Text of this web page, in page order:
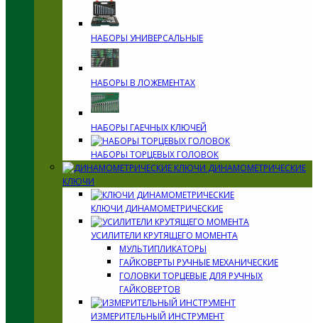
НАБОРЫ УНИВЕРСАЛЬНЫЕ
НАБОРЫ В ЛОЖЕМЕНТАХ
НАБОРЫ ГАЕЧНЫХ КЛЮЧЕЙ
НАБОРЫ ТОРЦЕВЫХ ГОЛОВОК
ДИНАМОМЕТРИЧЕСКИЕ
КЛЮЧИ
КЛЮЧИ ДИНАМОМЕТРИЧЕСКИЕ
УСИЛИТЕЛИ КРУТЯЩЕГО МОМЕНТА
МУЛЬТИПЛИКАТОРЫ
ГАЙКОВЕРТЫ РУЧНЫЕ МЕХАНИЧЕСКИЕ
ГОЛОВКИ ТОРЦЕВЫЕ ДЛЯ РУЧНЫХ
ГАЙКОВЕРТОВ
ИЗМЕРИТЕЛЬНЫЙ ИНСТРУМЕНТ